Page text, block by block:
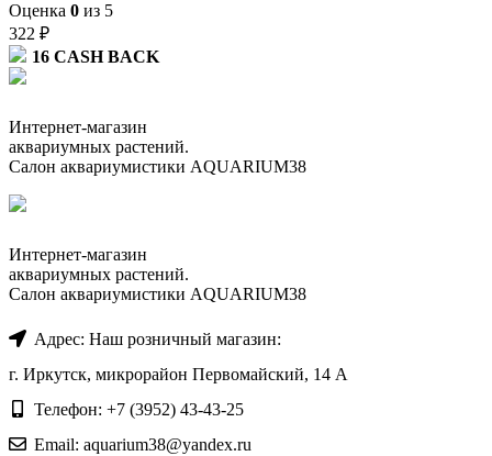
Оценка 0 из 5
322 ₽
16 CASH BACK
Интернет-магазин
аквариумных растений.
Салон аквариумистики AQUARIUM38
Интернет-магазин
аквариумных растений.
Салон аквариумистики AQUARIUM38
Адрес: Наш розничный магазин:
г. Иркутск, микрорайон Первомайский, 14 А
Телефон: +7 (3952) 43-43-25
Email: aquarium38@yandex.ru